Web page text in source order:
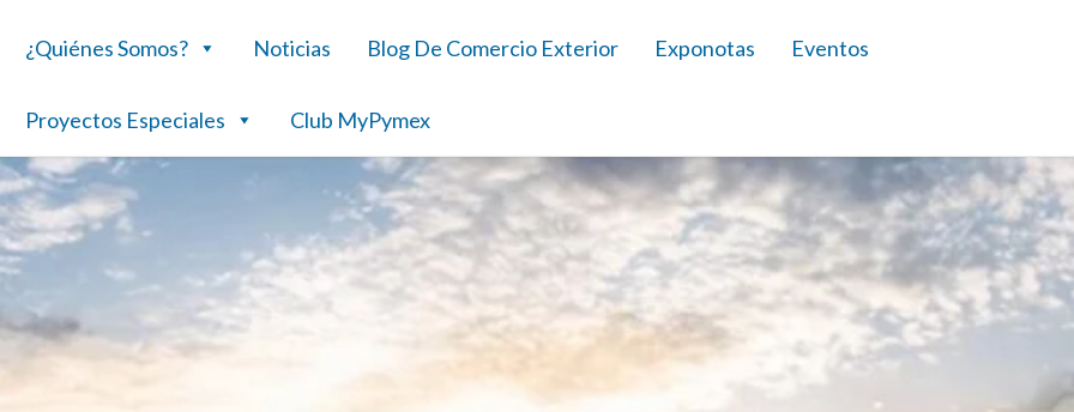
¿Quiénes Somos? Noticias Blog De Comercio Exterior Exponotas Eventos
Proyectos Especiales Club MyPymex